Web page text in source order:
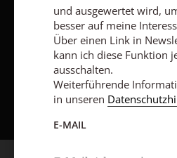
Nach
und ausgewertet wird,
besser auf meine
Über einen Link in
kann ich diese Funktion
ausschalten.
Weiterführende
in unseren
E-MAIL